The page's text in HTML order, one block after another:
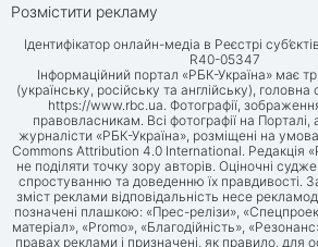
Розмістити рекламу
Ідентифікатор онлайн-медіа в Реєстрі
R40-05347
Інформаційний портал «РБК-Україна» має
(українську, російську та англійську), головна
https://www.rbc.ua. Фотографії,
правовласникам. Всі фотографії на Порталі,
журналісти «РБК-Україна», розміщені на
Commons Attribution 4.0 International. Редакція
не поділяти точку зору авторів. Оціночні
спростуванню та доведенню їх правдивості.
зміст реклами відповідальність несе
позначені плашкою: «Прес-релізи»,
матеріал», «Promo», «Благодійність»,
правах реклами і призначені, як правило, для